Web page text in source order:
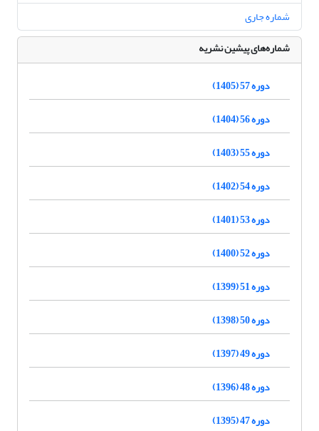
شماره جاری
شماره‌های پیشین نشریه
دوره 57 (1405)
دوره 56 (1404)
دوره 55 (1403)
دوره 54 (1402)
دوره 53 (1401)
دوره 52 (1400)
دوره 51 (1399)
دوره 50 (1398)
دوره 49 (1397)
دوره 48 (1396)
دوره 47 (1395)